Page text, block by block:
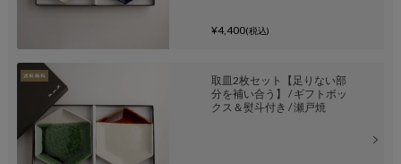
¥4,400(税込)
取皿2枚セット【足りない部
分を補い合う】 / ギフトボッ
クス＆熨斗付き / 瀬戸焼